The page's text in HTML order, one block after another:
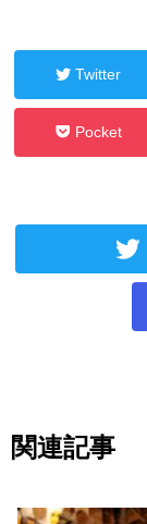
Twitter
Pocket
関連記事